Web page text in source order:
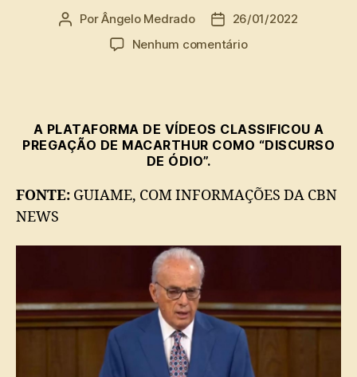
Autor
PorÂngelo Medrado
Data
de
26/01/2022
Nenhum comentárioem
John
MacArthur
dizer
que
mulher’
A PLATAFORMA DE VÍDEOS CLASSIFICOU A
PREGAÇÃO DE MACARTHUR COMO “DISCURSO
DE ÓDIO”.
FONTE: GUIAME, COM INFORMAÇÕES DA CBN
NEWS